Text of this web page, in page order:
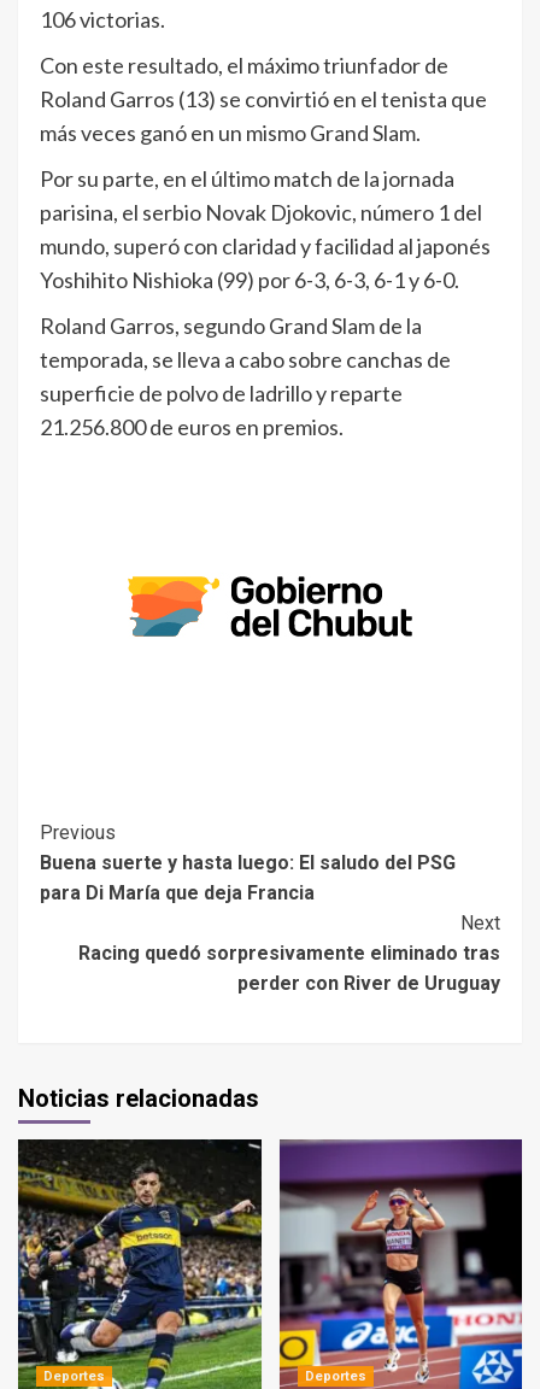
106 victorias.
Con este resultado, el máximo triunfador de
Roland Garros (13) se convirtió en el tenista que
más veces ganó en un mismo Grand Slam.
Por su parte, en el último match de la jornada
parisina, el serbio Novak Djokovic, número 1 del
mundo, superó con claridad y facilidad al japonés
Yoshihito Nishioka (99) por 6-3, 6-3, 6-1 y 6-0.
Roland Garros, segundo Grand Slam de la
temporada, se lleva a cabo sobre canchas de
superficie de polvo de ladrillo y reparte
21.256.800 de euros en premios.
Previous
Buena suerte y hasta luego: El saludo del PSG
para Di María que deja Francia
Next
Racing quedó sorpresivamente eliminado tras
perder con River de Uruguay
Noticias relacionadas
Deportes Deportes